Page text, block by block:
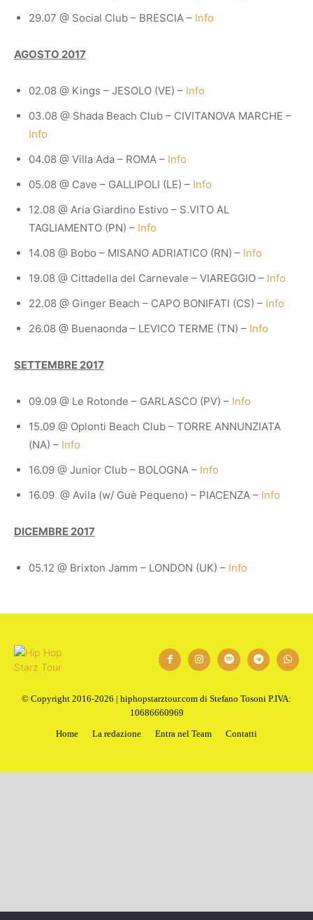
29.07 @ Social Club – BRESCIA – Info
AGOSTO 2017
02.08 @ Kings – JESOLO (VE) – Info
03.08 @ Shada Beach Club – CIVITANOVA MARCHE –
Info
04.08 @ Villa Ada – ROMA – Info
05.08 @ Cave – GALLIPOLI (LE) – Info
12.08 @ Aria Giardino Estivo – S.VITO AL
TAGLIAMENTO (PN) – Info
14.08 @ Bobo – MISANO ADRIATICO (RN) – Info
19.08 @ Cittadella del Carnevale – VIAREGGIO – Info
22.08 @ Ginger Beach – CAPO BONIFATI (CS) – Info
26.08 @ Buenaonda – LEVICO TERME (TN) – Info
SETTEMBRE 2017
09.09 @ Le Rotonde – GARLASCO (PV) – Info
15.09 @ Oplonti Beach Club – TORRE ANNUNZIATA
(NA) – Info
16.09 @ Junior Club – BOLOGNA – Info
16.09 @ Avila (w/ Guè Pequeno) – PIACENZA – Info
DICEMBRE 2017
05.12 @ Brixton Jamm – LONDON (UK) – Info
© Copyright 2016-2026 | hiphopstarztour.com di Stefano Tosoni P.IVA:
10686660969
Home
La redazione Entra nel Team Contatti